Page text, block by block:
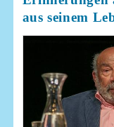
aus seinem